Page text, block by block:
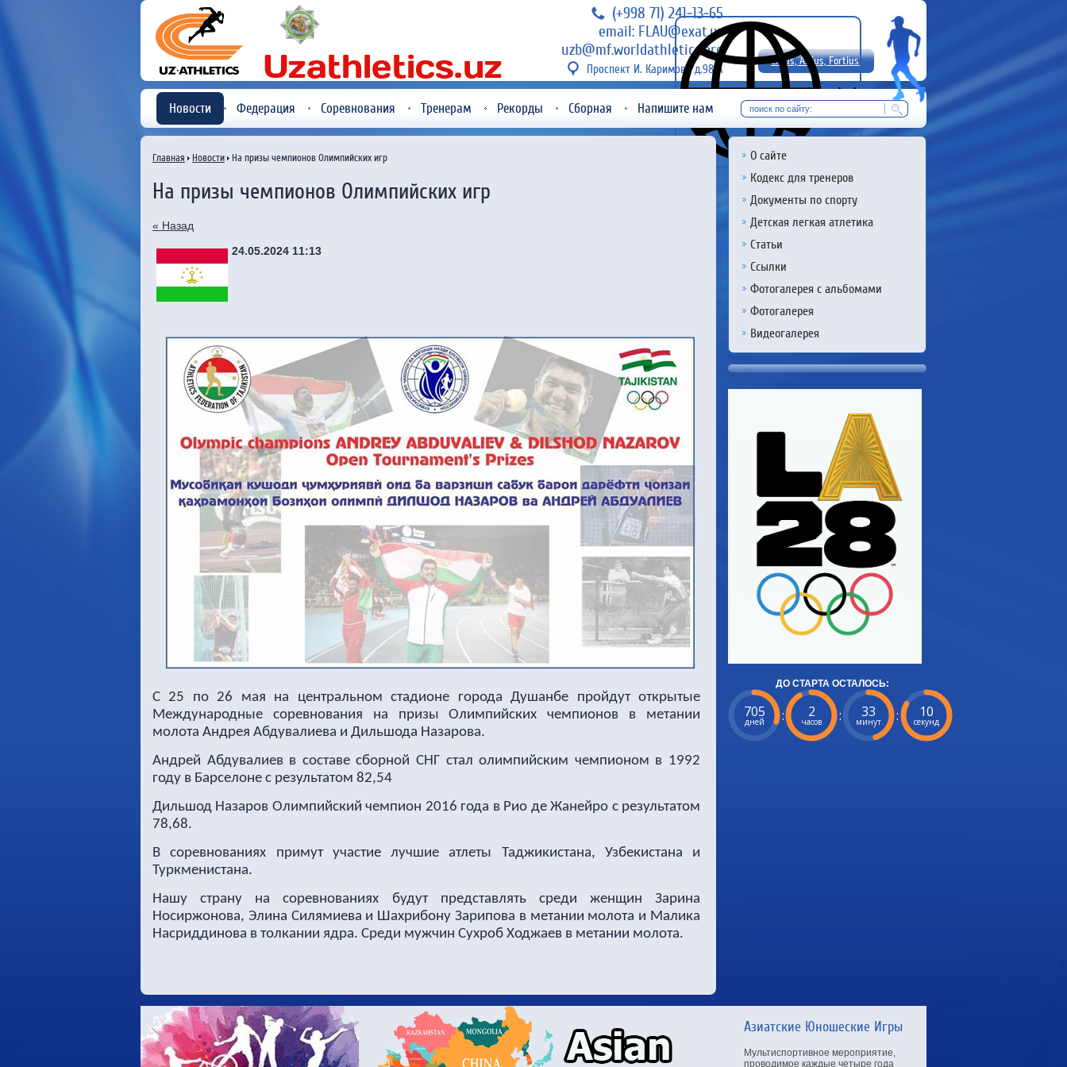
(+998 71) 241-13-65
email: FLAU@exat.uz
uzb@mf.worldathletics.org
Проспект И. Каримова д.98 А
Citius, Altius, Fortius!
RU
Новости Федерация Соревнования Тренерам Рекорды Сборная Напишите нам
О сайте
Кодекс для тренеров
Документы по спорту
Детская легкая атлетика
Статьи
Ссылки
Фотогалерея с альбомами
Фотогалерея
Видеогалерея
ДО СТАРТА ОСТАЛОСЬ:
705
дней : 2
часов : 33
минут : 9
секунд
Главная Новости На призы чемпионов Олимпийских игр
На призы чемпионов Олимпийских игр
« Назад
24.05.2024 11:13
С 25 по 26 мая на центральном стадионе города Душанбе пройдут открытые
Международные соревнования на призы Олимпийских чемпионов в метании
молота Андрея Абдувалиева и Дильшода Назарова.
Андрей Абдувалиев в составе сборной СНГ стал олимпийским чемпионом в 1992
году в Барселоне с результатом 82,54
Дильшод Назаров Олимпийский чемпион 2016 года в Рио де Жанейро с результатом
78,68.
В соревнованиях примут участие лучшие атлеты Таджикистана, Узбекистана и
Туркменистана.
Нашу страну на соревнованиях будут представлять среди женщин Зарина
Носиржонова, Элина Силямиева и Шахрибону Зарипова в метании молота и Малика
Насриддинова в толкании ядра. Среди мужчин Сухроб Ходжаев в метании молота.